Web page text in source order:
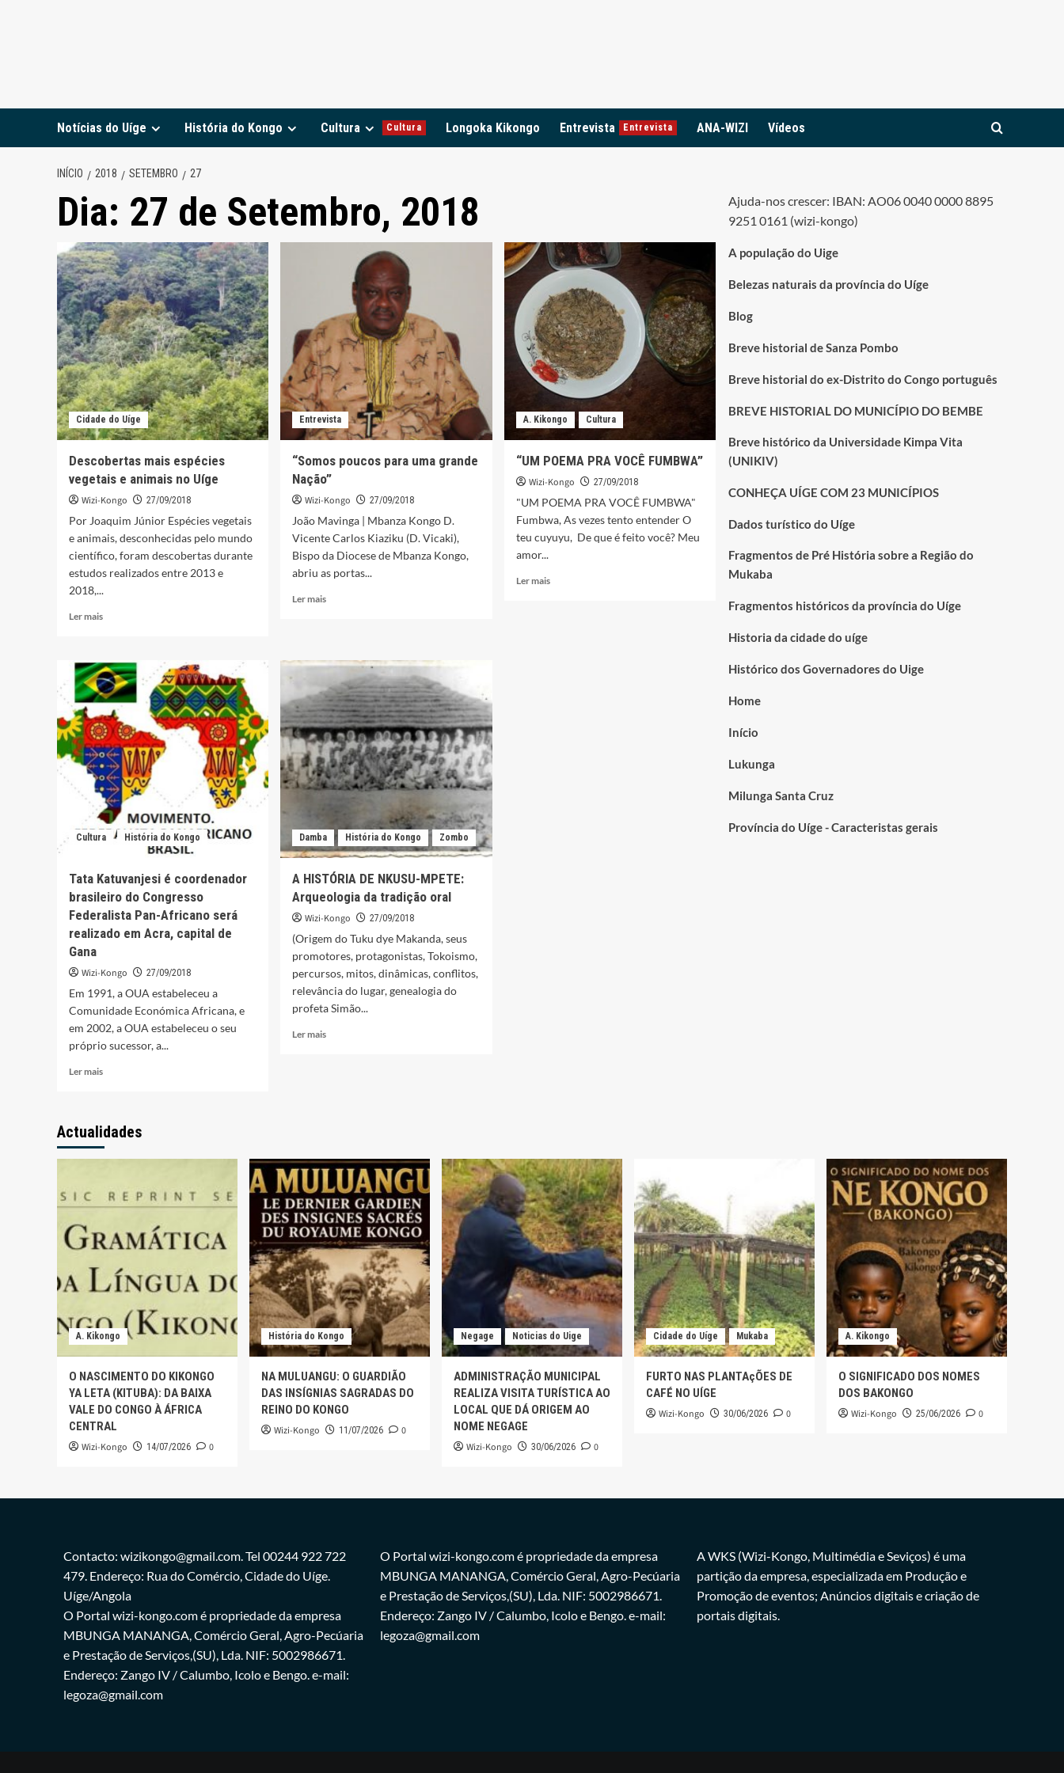
Notícias do Uíge História do Kongo Cultura Cultura Longoka Kikongo Entrevista Entrevista ANA-WIZI Vídeos
INÍCIO 2018 SETEMBRO 27
Dia: 27 de Setembro, 2018
Cidade do Uíge
Descobertas mais espécies
vegetais e animais no Uíge
Wizi-Kongo 27/09/2018
Por Joaquim Júnior Espécies vegetais
e animais, desconhecidas pelo mundo
científico, foram descobertas durante
estudos realizados entre 2013 e
2018,...
Ler maisLeia
mais
espécies
vegetais
e
animais
no
Uíge
Entrevista
“Somos poucos para uma grande
Nação”
Wizi-Kongo 27/09/2018
João Mavinga | Mbanza Kongo D.
Vicente Carlos Kiaziku (D. Vicaki),
Bispo da Diocese de Mbanza Kongo,
abriu as portas...
Ler maisLeia
uma
grande
Nação”
A. Kikongo Cultura
“UM POEMA PRA VOCÊ FUMBWA”
Wizi-Kongo 27/09/2018
"UM POEMA PRA VOCÊ FUMBWA"
Fumbwa, As vezes tento entender O
teu cuyuyu, De que é feito você? Meu
amor...
Ler maisLeia
Cultura História do Kongo
Tata Katuvanjesi é coordenador
brasileiro do Congresso
Federalista Pan-Africano será
realizado em Acra, capital de
Gana
Wizi-Kongo 27/09/2018
Em 1991, a OUA estabeleceu a
Comunidade Económica Africana, e
em 2002, a OUA estabeleceu o seu
próprio sucessor, a...
Ler maisLeia
Katuvanjesi
é
coordenador
do
Congresso
Pan-
Africano
realizado
em
capital
de
Gana
Damba História do Kongo Zombo
A HISTÓRIA DE NKUSU-MPETE:
Arqueologia da tradição oral
Wizi-Kongo 27/09/2018
(Origem do Tuku dye Makanda, seus
promotores, protagonistas, Tokoismo,
percursos, mitos, dinâmicas, conflitos,
relevância do lugar, genealogia do
profeta Simão...
Ler maisLeia
da
tradição
oral
Ajuda-nos crescer: IBAN: AO06 0040 0000 8895
9251 0161 (wizi-kongo)
A população do Uige
Belezas naturais da província do Uíge
Blog
Breve historial de Sanza Pombo
Breve historial do ex-Distrito do Congo português
BREVE HISTORIAL DO MUNICÍPIO DO BEMBE
Breve histórico da Universidade Kimpa Vita
(UNIKIV)
CONHEÇA UÍGE COM 23 MUNICÍPIOS
Dados turístico do Uíge
Fragmentos de Pré História sobre a Região do
Mukaba
Fragmentos históricos da província do Uíge
Historia da cidade do uíge
Histórico dos Governadores do Uige
Home
Início
Lukunga
Milunga Santa Cruz
Província do Uíge - Caracteristas gerais
Actualidades
A. Kikongo
O NASCIMENTO DO KIKONGO
YA LETA (KITUBA): DA BAIXA
VALE DO CONGO À ÁFRICA
CENTRAL
Wizi-Kongo 14/07/2026 0
História do Kongo
NA MULUANGU: O GUARDIÃO
DAS INSÍGNIAS SAGRADAS DO
REINO DO KONGO
Wizi-Kongo 11/07/2026 0
Negage Noticias do Uige
ADMINISTRAÇÃO MUNICIPAL
REALIZA VISITA TURÍSTICA AO
LOCAL QUE DÁ ORIGEM AO
NOME NEGAGE
Wizi-Kongo 30/06/2026 0
Cidade do Uíge Mukaba
FURTO NAS PLANTAçÕES DE
CAFÉ NO UÍGE
Wizi-Kongo 30/06/2026 0
A. Kikongo
O SIGNIFICADO DOS NOMES
DOS BAKONGO
Wizi-Kongo 25/06/2026 0
Contacto: wizikongo@gmail.com. Tel 00244 922 722
479. Endereço: Rua do Comércio, Cidade do Uíge.
Uíge/Angola
O Portal wizi-kongo.com é propriedade da empresa
MBUNGA MANANGA, Comércio Geral, Agro-Pecúaria
e Prestação de Serviços,(SU), Lda. NIF: 5002986671.
Endereço: Zango IV / Calumbo, Icolo e Bengo. e-mail:
legoza@gmail.com
O Portal wizi-kongo.com é propriedade da empresa
MBUNGA MANANGA, Comércio Geral, Agro-Pecúaria
e Prestação de Serviços,(SU), Lda. NIF: 5002986671.
Endereço: Zango IV / Calumbo, Icolo e Bengo. e-mail:
legoza@gmail.com
A WKS (Wizi-Kongo, Multimédia e Seviços) é uma
partição da empresa, especializada em Produção e
Promoção de eventos; Anúncios digitais e criação de
portais digitais.